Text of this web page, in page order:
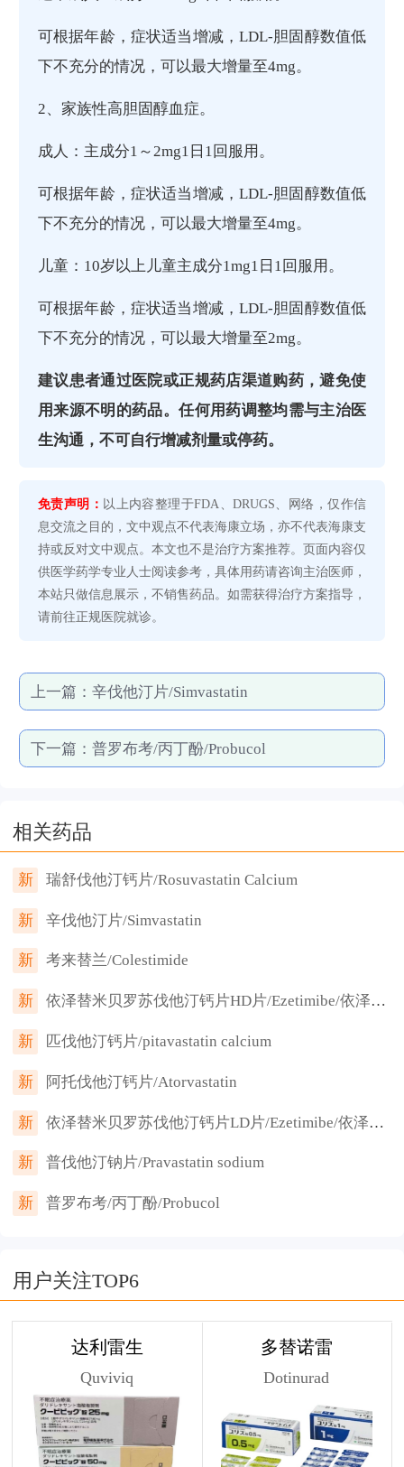
可根据年龄，症状适当增减，LDL-胆固醇数值低
下不充分的情况，可以最大增量至4mg。
2、家族性高胆固醇血症。
成人：主成分1～2mg1日1回服用。
可根据年龄，症状适当增减，LDL-胆固醇数值低
下不充分的情况，可以最大增量至4mg。
儿童：10岁以上儿童主成分1mg1日1回服用。
可根据年龄，症状适当增减，LDL-胆固醇数值低
下不充分的情况，可以最大增量至2mg。
建议患者通过医院或正规药店渠道购药，避免使
用来源不明的药品。任何用药调整均需与主治医
生沟通，不可自行增减剂量或停药。
免责声明： 以上内容整理于FDA、DRUGS、网络，仅作信
息交流之目的，文中观点不代表海康立场，亦不代表海康支
持或反对文中观点。本文也不是治疗方案推荐。页面内容仅
供医学药学专业人士阅读参考，具体用药请咨询主治医师，
本站只做信息展示，不销售药品。如需获得治疗方案指导，
请前往正规医院就诊。
上一篇： 辛伐他汀片/Simvastatin
下一篇： 普罗布考/丙丁酚/Probucol
相关药品
新 瑞舒伐他汀钙片/Rosuvastatin Calcium
新 辛伐他汀片/Simvastatin
新 考来替兰/Colestimide
新 依泽替米贝罗苏伐他汀钙片HD片/Ezetimibe/依泽麦布/依替米贝/Rosuvastatin Calcium
新 匹伐他汀钙片/pitavastatin calcium
新 阿托伐他汀钙片/Atorvastatin
新 依泽替米贝罗苏伐他汀钙片LD片/Ezetimibe/依泽麦布/依替米贝/Rosuvastatin Calcium
新 普伐他汀钠片/Pravastatin sodium
新 普罗布考/丙丁酚/Probucol
用户关注TOP6
达利雷生
Quviviq
多替诺雷
Dotinurad